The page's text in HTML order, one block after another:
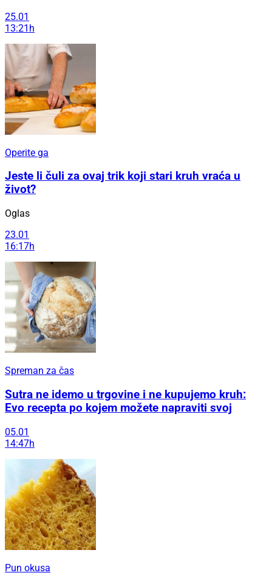
25.01
13:21h
Operite ga
Jeste li čuli za ovaj trik koji stari kruh vraća u
život?
Oglas
23.01
16:17h
Spreman za čas
Sutra ne idemo u trgovine i ne kupujemo kruh:
Evo recepta po kojem možete napraviti svoj
05.01
14:47h
Pun okusa